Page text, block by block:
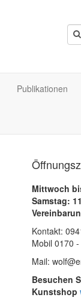
Publikationen
Mittwoch
Samstag:
Kontakt:
Mobil 0170
Mail:
Besuchen
Kunstshop